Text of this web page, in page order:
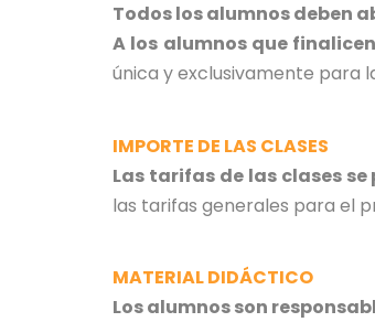
Todos los alumnos deben
A los alumnos que
única y exclusivamente para
IMPORTE DE LAS CLASES
Las tarifas de las clases
las tarifas generales para el
MATERIAL DIDÁCTICO
Los alumnos son